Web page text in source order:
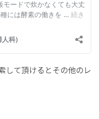
して頂けるとその他のレ
ール